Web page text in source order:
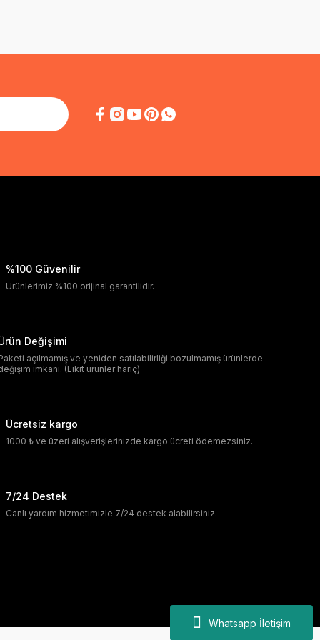
Whatsapp İletişim
%100 Güvenilir
Ürünlerimiz %100 orijinal garantilidir.
Değişimi
açılmamış ve yeniden satılabilirliği bozulmamış ürünlerde
imkanı. (Likit ürünler hariç)
Ücretsiz kargo
1000 ₺ ve üzeri alışverişlerinizde kargo ücreti ödemezsiniz.
7/24 Destek
Canlı yardım hizmetimizle 7/24 destek alabilirsiniz.